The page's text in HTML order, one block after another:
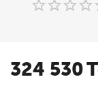
324 530